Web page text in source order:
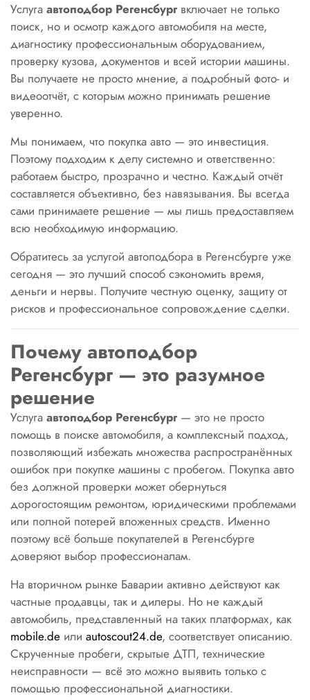
Услуга автоподбор Регенсбург включает не только
поиск, но и осмотр каждого автомобиля на месте,
диагностику профессиональным оборудованием,
проверку кузова, документов и всей истории машины.
Вы получаете не просто мнение, а подробный фото- и
видеоотчёт, с которым можно принимать решение
уверенно.
Мы понимаем, что покупка авто — это инвестиция.
Поэтому подходим к делу системно и ответственно:
работаем быстро, прозрачно и честно. Каждый отчёт
составляется объективно, без навязывания. Вы всегда
сами принимаете решение — мы лишь предоставляем
всю необходимую информацию.
Обратитесь за услугой автоподбора в Регенсбурге уже
сегодня — это лучший способ сэкономить время,
деньги и нервы. Получите честную оценку, защиту от
рисков и профессиональное сопровождение сделки.
Почему автоподбор
Регенсбург — это разумное
решение
Услуга автоподбор Регенсбург — это не просто
помощь в поиске автомобиля, а комплексный подход,
позволяющий избежать множества распространённых
ошибок при покупке машины с пробегом. Покупка авто
без должной проверки может обернуться
дорогостоящим ремонтом, юридическими проблемами
или полной потерей вложенных средств. Именно
поэтому всё больше покупателей в Регенсбурге
доверяют выбор профессионалам.
На вторичном рынке Баварии активно действуют как
частные продавцы, так и дилеры. Но не каждый
автомобиль, представленный на таких платформах, как
mobile.de или autoscout24.de, соответствует описанию.
Скрученные пробеги, скрытые ДТП, технические
неисправности — всё это можно выявить только с
помощью профессиональной диагностики.